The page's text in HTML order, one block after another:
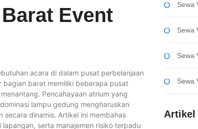
Event
acara di dalam pusat perbelanjaan
bagian barat memiliki beberapa pusat
Pencahayaan atrium yang
lampu gedung mengharuskan
dinamis. Artikel ini membahas
serta manajemen risiko terpadu
Sewa
Sewa
Sewa
Sewa
Artikel